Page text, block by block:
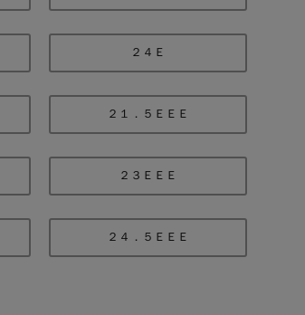
２４Ｅ
２１．５ＥＥＥ
２３ＥＥＥ
２４．５ＥＥＥ